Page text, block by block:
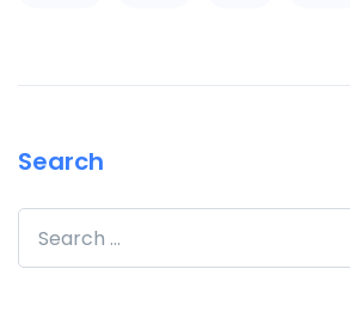
Search
Search for: